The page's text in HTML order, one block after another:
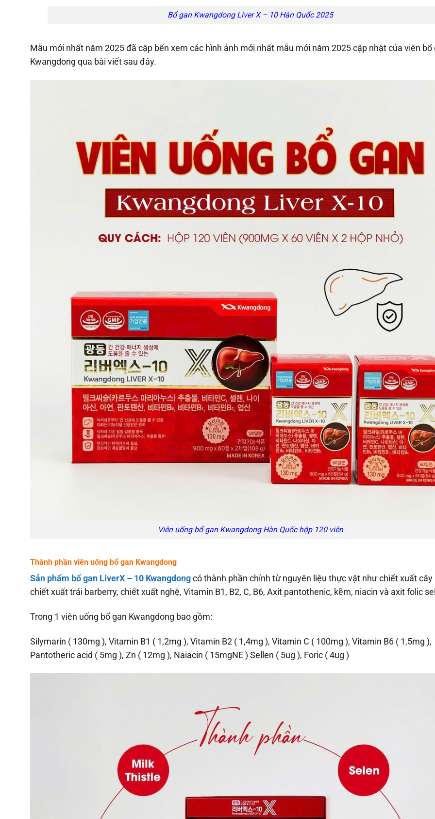
Bổ gan Kwangdong Liver X – 10 Hàn Quốc 2025
Mẫu mới nhất năm 2025 đã cập bến xem các hình ảnh mới nhất mẫu mới năm 2025 cập nhật của viên bổ
Kwangdong qua bài viết sau đây.
Viên uống bổ gan Kwangdong Hàn Quốc hộp 120 viên
Thành phần viên uống bổ gan Kwangdong
Sản phẩm bổ gan LiverX – 10 Kwangdong có thành phần chính từ nguyên liệu thực vật như chiết xuất cây
chiết xuất trái barberry, chiết xuất nghệ, Vitamin B1, B2, C, B6, Axit pantothenic, kẽm, niacin và axit folic
Trong 1 viên uống bổ gan Kwangdong bao gồm:
Silymarin ( 130mg ), Vitamin B1 ( 1,2mg ), Vitamin B2 ( 1,4mg ), Vitamin C ( 100mg ), Vitamin B6 ( 1,5mg ),
Pantotheric acid ( 5mg ), Zn ( 12mg ), Naiacin ( 15mgNE ) Sellen ( 5ug ), Foric ( 4ug )